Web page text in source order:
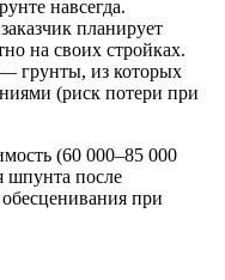
навсегда.
планирует
на своих стройках.
грунты, из которых
(риск потери при
(60 000–85 000
шпунта после
при